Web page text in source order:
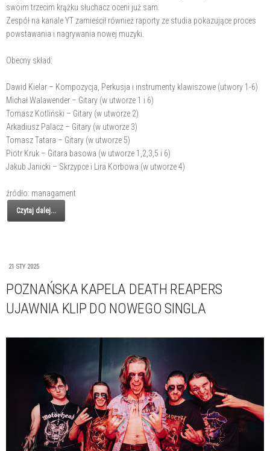
swoim trzecim krążku słuchacz oceni już sam.
Zespół na kanale YT zamieścił również raporty ze studia pokazujące proces
powstawania i nagrywania nowej muzyki.
Obecny skład:
Dawid Kielar – Kompozycja, Perkusja i instrumenty klawiszowe (utwory 1-6)
Michał Walawender – Gitary (w utworze 1 i 6)
Tomasz Kotliński – Gitary (w utworze 2)
Arkadiusz Palacz – Gitary (w utworze 3)
Tomasz Tatara – Gitary (w utworze 5)
Piotr Kruk – Gitara basowa (w utworze 1,2,3,5 i 6)
Jakub Janicki – Skrzypce i Lira Korbowa (w utworze 4)
źródło: managament
Czytaj dalej...
21 STY 2025
POZNAŃSKA KAPELA DEATH REAPERS
UJAWNIA KLIP DO NOWEGO SINGLA